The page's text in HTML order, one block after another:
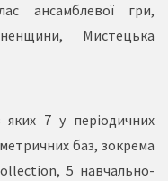
ансамблевої гри,
Мистецька
яких 7 у періодичних
баз, зокрема
5 навчально-